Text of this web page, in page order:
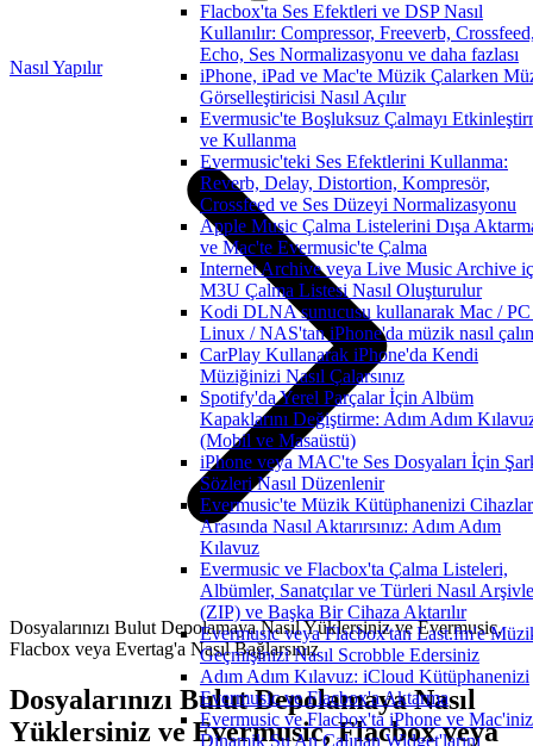
Flacbox'ta Ses Efektleri ve DSP Nasıl
Kullanılır: Compressor, Freeverb,
Echo, Ses Normalizasyonu ve daha fazlası
iPhone, iPad ve Mac'te Müzik Çalarken
Görselleştiricisi Nasıl Açılır
Evermusic'te Boşluksuz Çalmayı
ve Kullanma
Evermusic'teki Ses Efektlerini Kullanma:
Reverb, Delay, Distortion, Kompresör,
Crossfeed ve Ses Düzeyi Normalizasyonu
Apple Music Çalma Listelerini Dışa
ve Mac'te Evermusic'te Çalma
Internet Archive veya Live Music Archive
M3U Çalma Listesi Nasıl Oluşturulur
Kodi DLNA sunucusu kullanarak Mac /
Linux / NAS'tan iPhone'da müzik nasıl
CarPlay Kullanarak iPhone'da Kendi
Müziğinizi Nasıl Çalarsınız
Spotify'da Yerel Parçalar İçin Albüm
Kapaklarını Değiştirme: Adım Adım
(Mobil ve Masaüstü)
iPhone veya MAC'te Ses Dosyaları İçin
Sözleri Nasıl Düzenlenir
Evermusic'te Müzik Kütüphanenizi Cihazlar
Arasında Nasıl Aktarırsınız: Adım Adım
Kılavuz
Evermusic ve Flacbox'ta Çalma Listeleri,
Albümler, Sanatçılar ve Türleri Nasıl
(ZIP) ve Başka Bir Cihaza Aktarılır
Evermusic veya Flacbox'tan Last.fm'e
Geçmişinizi Nasıl Scrobble Edersiniz
Adım Adım Kılavuz: iCloud Kütüphanenizi
Evermusic ve Flacbox'a Aktarma
Evermusic ve Flacbox'ta iPhone ve
Dinamik Şu An Çalınan Widget'larını
Nasıl Yapılır
Dosyalarınızı Bulut Depolamaya Nasıl Yüklersiniz ve Evermusic,
Flacbox veya Evertag'a Nasıl Bağlarsınız
Dosyalarınızı Bulut Depolamaya Nasıl
Yüklersiniz ve Evermusic, Flacbox veya